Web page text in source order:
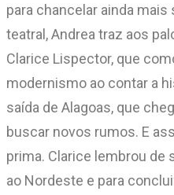
para chancelar ainda
teatral, Andrea traz aos
Clarice Lispector, que
modernismo ao contar a
saída de Alagoas, que
buscar novos rumos. E
prima. Clarice lembrou de
ao Nordeste e para